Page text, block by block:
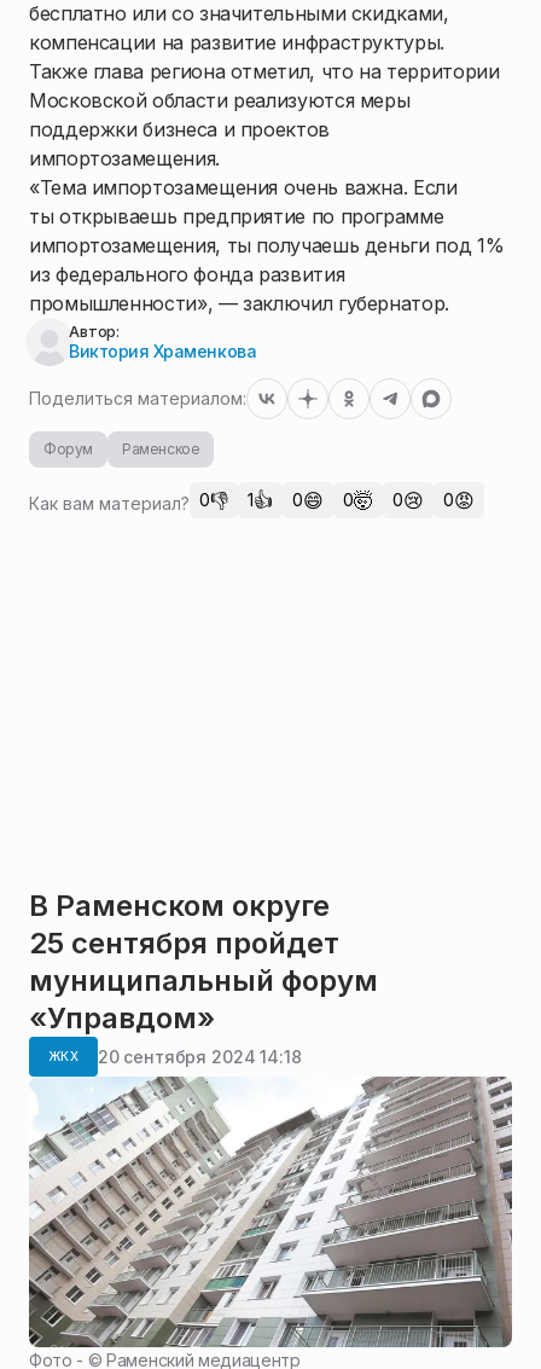
бесплатно или со значительными скидками,
компенсации на развитие инфраструктуры.
Также глава региона отметил, что на территории
Московской области реализуются меры
поддержки бизнеса и проектов
импортозамещения.
«Тема импортозамещения очень важна. Если
ты открываешь предприятие по программе
импортозамещения, ты получаешь деньги под 1%
из федерального фонда развития
промышленности», — заключил губернатор.
Автор:
Виктория Храменкова
Поделиться материалом:
Форум Раменское
Как вам материал? 0👎 1👍 0😄 0🤯 0😢 0😡
В Раменском округе
25 сентября пройдет
муниципальный форум
«Управдом»
ЖКХ 20 сентября 2024 14:18
Фото - ©Раменский медиацентр